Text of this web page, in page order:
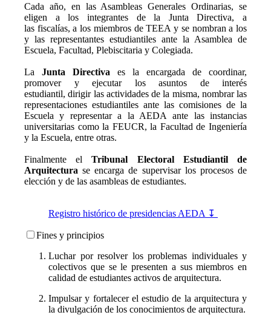
Cada año, en las Asambleas Generales Ordinarias, se
eligen a los integrantes de la Junta Directiva, a
las fiscalías, a los miembros de TEEA y se nombran a los
y las representantes estudiantiles ante la Asamblea de
Escuela, Facultad, Plebiscitaria y Colegiada.
La Junta Directiva es la encargada de coordinar,
promover y ejecutar los asuntos de interés
estudiantil, dirigir las actividades de la misma, nombrar las
representaciones estudiantiles ante las comisiones de la
Escuela y representar a la AEDA ante las instancias
universitarias como la FEUCR, la Facultad de Ingeniería
y la Escuela, entre otras.
Finalmente elTribunal Electoral Estudiantil de
Arquitectura se encarga de supervisar los procesos de
elección y de las asambleas de estudiantes.
Registro histórico de presidencias AEDA ↧
Fines y principios
Luchar por resolver los problemas individuales y
colectivos que se le presenten a sus miembros en
calidad de estudiantes activos de arquitectura.
Impulsar y fortalecer el estudio de la arquitectura y
la divulgación de los conocimientos de arquitectura.